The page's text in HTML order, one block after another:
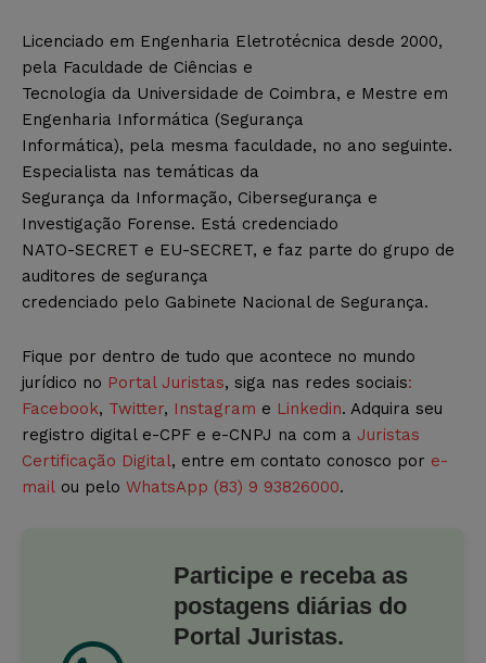
Licenciado em Engenharia Eletrotécnica desde 2000,
pela Faculdade de Ciências e
Tecnologia da Universidade de Coimbra, e Mestre em
Engenharia Informática (Segurança
Informática), pela mesma faculdade, no ano seguinte.
Especialista nas temáticas da
Segurança da Informação, Cibersegurança e
Investigação Forense. Está credenciado
NATO-SECRET e EU-SECRET, e faz parte do grupo de
auditores de segurança
credenciado pelo Gabinete Nacional de Segurança.
Fique por dentro de tudo que acontece no mundo
jurídico no Portal Juristas, siga nas redes sociais:
Facebook, Twitter, Instagram e Linkedin. Adquira seu
registro digital e-CPF e e-CNPJ na com a Juristas
Certificação Digital, entre em contato conosco por e-
mail ou pelo WhatsApp (83) 9 93826000.
Participe e receba as
postagens diárias do
Portal Juristas.